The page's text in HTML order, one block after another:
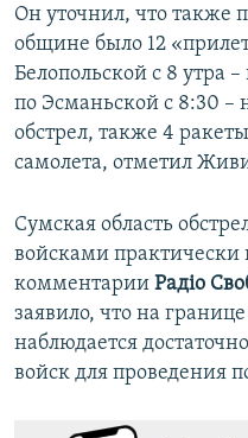
Он уточнил, что также
общине было 12
Белопольской с 8 утра
по Эсманьской с 8:30
обстрел, также 4
самолета, отметил
Сумская область
войсками
комментарии Радіо
заявило, что на
наблюдается
войск для проведения